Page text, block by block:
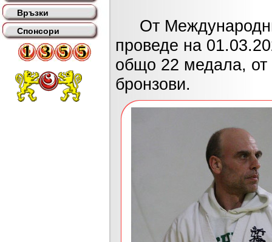
Връзки
Спонсори
От
проведе на
общо 22 медала, от
бронзови.